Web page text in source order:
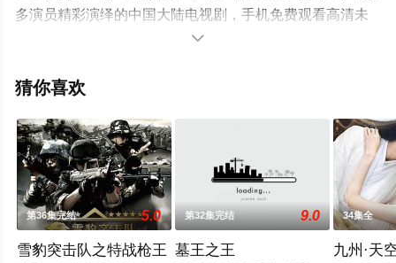
多演员精彩演绎的中国大陆电视剧，手机免费观看高清未
删减完整版电视剧全集就上星空影视，更多相关信息可移

猜你喜欢
第36集完结 5.0
雪豹突击队之特战枪王
第32集完结 9.0
墓王之王
34集全
九州·天